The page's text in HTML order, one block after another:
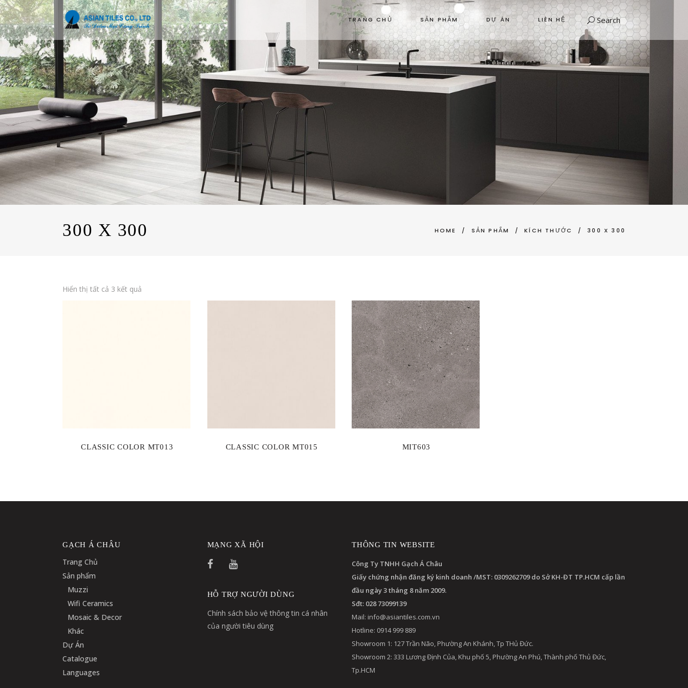
TRANG CHỦ SẢN PHẨM DỰ ÁN LIÊN HỆ Search
300 X 300 HOME / SẢN PHẨM /KÍCH THƯỚC /300 X 300
Hiển thị tất cả 3 kết quả
CLASSIC COLOR MT013 CLASSIC COLOR MT015 MIT603
GẠCH Á CHÂU
Trang Chủ
Sản phẩm
Muzzi
Wifi Ceramics
Mosaic & Decor
Khác
Dự Án
Catalogue
Languages
MẠNG XÃ HỘI
HỖ TRỢ NGƯỜI DÙNG
Chính sách bảo vệ thông tin cá nhân
của người tiêu dùng
THÔNG TIN WEBSITE
Công Ty TNHH Gạch Á Châu
Giấy chứng nhận đăng ký kinh doanh /MST: 0309262709 do Sở KH-ĐT TP.HCM cấp lần
đầu ngày 3 tháng 8 năm 2009.
Sđt: 028 73099139
Mail: info@asiantiles.com.vn
Hotline: 0914 999 889
Showroom 1: 127 Trần Não, Phường An Khánh, Tp THủ Đức.
Showroom 2: 333 Lương Định Của, Khu phố 5, Phường An Phú, Thành phố Thủ Đức,
Tp.HCM